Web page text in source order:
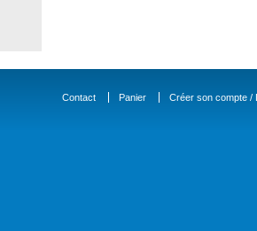
Contact Panier Créer son compte /